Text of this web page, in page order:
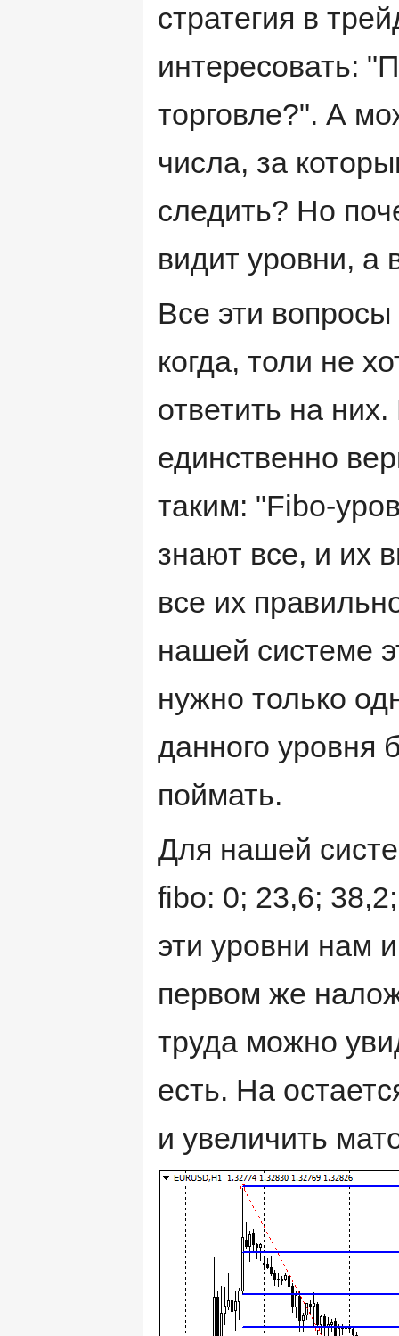
стратегия в
интересовать:
торговле?". А
числа, за
следить? Но
видит уровни, а
Все эти
когда, толи не
ответить на
единственно
таким: "Fibo-
знают все, и их
все их
нашей системе
нужно только
данного уровня
поймать.
Для нашей
fibo: 0; 23,6;
эти уровни нам
первом же
труда можно
есть. На
и увеличить